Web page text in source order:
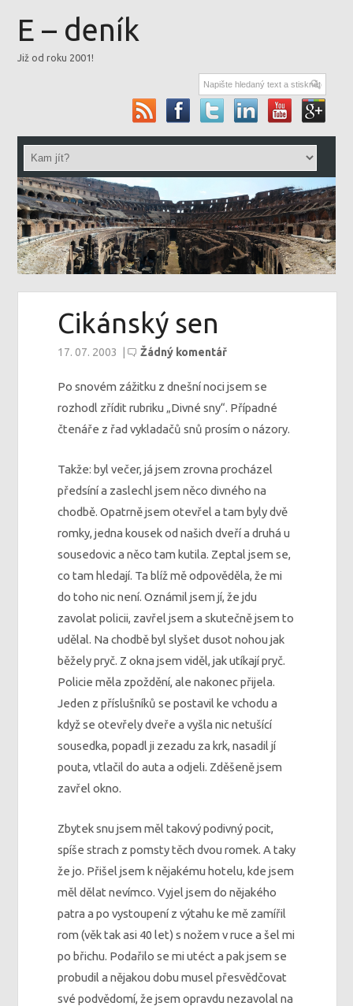
E – deník
Již od roku 2001!
Cikánský sen
17. 07. 2003 | Žádný komentář
Po snovém zážitku z dnešní noci jsem se
rozhodl zřídit rubriku „Divné sny“. Případné
čtenáře z řad vykladačů snů prosím o názory.
Takže: byl večer, já jsem zrovna procházel
předsíní a zaslechl jsem něco divného na
chodbě. Opatrně jsem otevřel a tam byly dvě
romky, jedna kousek od našich dveří a druhá u
sousedovic a něco tam kutila. Zeptal jsem se,
co tam hledají. Ta blíž mě odpověděla, že mi
do toho nic není. Oznámil jsem jí, že jdu
zavolat policii, zavřel jsem a skutečně jsem to
udělal. Na chodbě byl slyšet dusot nohou jak
běžely pryč. Z okna jsem viděl, jak utíkají pryč.
Policie měla zpoždění, ale nakonec přijela.
Jeden z příslušníků se postavil ke vchodu a
když se otevřely dveře a vyšla nic netušící
sousedka, popadl ji zezadu za krk, nasadil jí
pouta, vtlačil do auta a odjeli. Zděšeně jsem
zavřel okno.
Zbytek snu jsem měl takový podivný pocit,
spíše strach z pomsty těch dvou romek. A taky
že jo. Přišel jsem k nějakému hotelu, kde jsem
měl dělat nevímco. Vyjel jsem do nějakého
patra a po vystoupení z výtahu ke mě zamířil
rom (věk tak asi 40 let) s nožem v ruce a šel mi
po břichu. Podařilo se mi utéct a pak jsem se
probudil a nějakou dobu musel přesvědčovat
své podvědomí, že jsem opravdu nezavolal na